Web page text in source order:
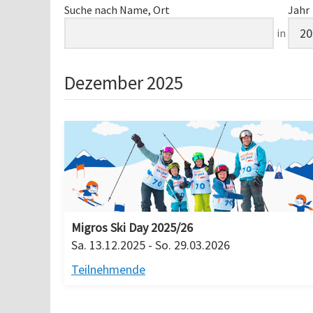
Suche nach Name, Ort
in
Jahr
Dezember 2025
Migros Ski Day 2025/26
Sa. 13.12.2025 - So. 29.03.2026
Teilnehmende